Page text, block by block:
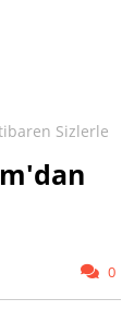
Sizlerle
0